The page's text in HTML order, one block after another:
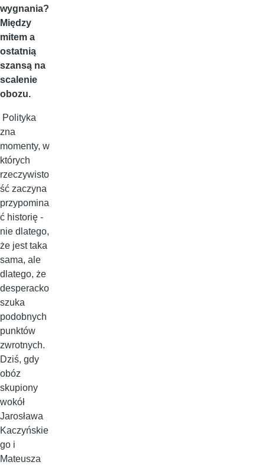
wygnania?
Między
mitem a
ostatnią
szansą na
scalenie
obozu.
Polityka
zna
momenty, w
których
rzeczywisto
ść zaczyna
przypomina
ć historię -
nie dlatego,
że jest taka
sama, ale
dlatego, że
desperacko
szuka
podobnych
punktów
zwrotnych.
Dziś, gdy
obóz
skupiony
wokół
Jarosława
Kaczyńskie
go i
Mateusza